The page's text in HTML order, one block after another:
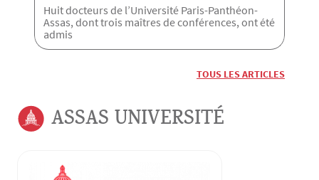
Huit docteurs de l’Université Paris-Panthéon-
Assas, dont trois maîtres de conférences, ont été
admis
TOUS LES ARTICLES
ASSAS UNIVERSITÉ